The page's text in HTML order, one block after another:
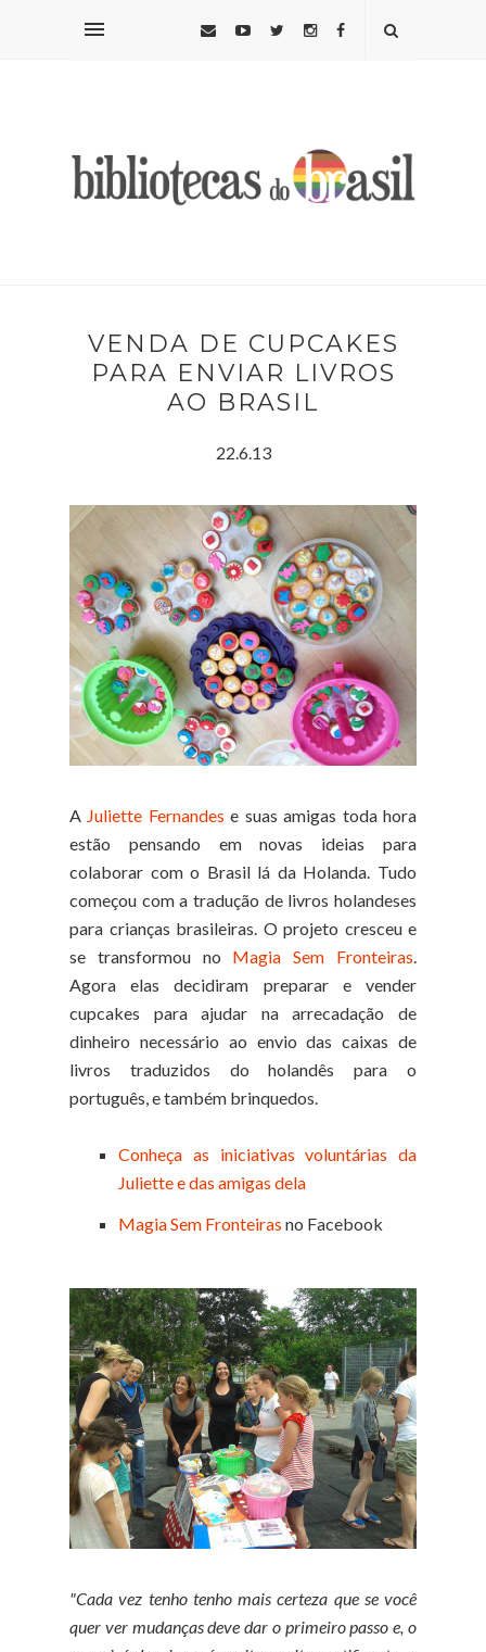
VENDA DE CUPCAKES
PARA ENVIAR LIVROS
AO BRASIL
22.6.13
A Juliette Fernandes e suas amigas toda hora
estão pensando em novas ideias para
colaborar com o Brasil lá da Holanda. Tudo
começou com a tradução de livros holandeses
para crianças brasileiras. O projeto cresceu e
se transformou no Magia Sem Fronteiras.
Agora elas decidiram preparar e vender
cupcakes para ajudar na arrecadação de
dinheiro necessário ao envio das caixas de
livros traduzidos do holandês para o
português, e também brinquedos.
Conheça as iniciativas voluntárias da
Juliette e das amigas dela
Magia Sem Fronteiras no Facebook
"Cada vez tenho tenho mais certeza que se você
quer ver mudanças deve dar o primeiro passo e, o